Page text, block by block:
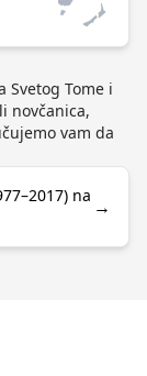
Svetog Tome i
novčanica,
vam da
na →